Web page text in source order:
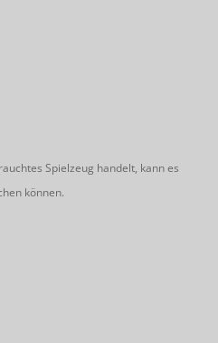
Spielzeug handelt, kann es
können.